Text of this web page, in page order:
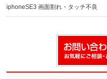
iphoneSE3 画面割れ・タッチ不良